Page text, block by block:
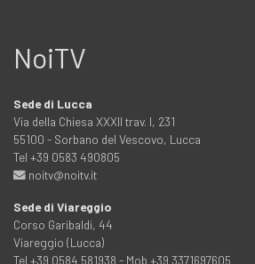
NoiTV
Sede di Lucca
Via della Chiesa XXXII trav. I, 231
55100 - Sorbano del Vescovo, Lucca
Tel +39 0583 490805
noitv@noitv.it
Sede di Viareggio
Corso Garibaldi, 44
Viareggio (Lucca)
Tel +39 0584 581938 - Mob +39 3371697605